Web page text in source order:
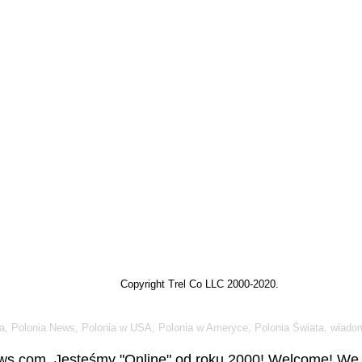
Copyright Trel Co LLC 2000-2020.
Polonia News, Polonia w USA, Polonia w Ameryce, Polonia Świata,